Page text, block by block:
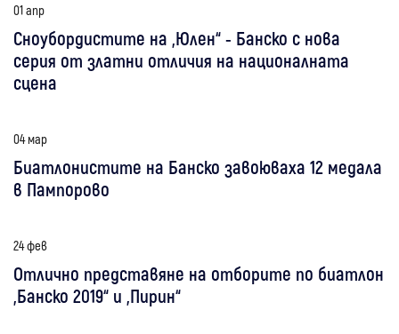
01 апр
Сноубордистите на „Юлен“ - Банско с нова
серия от златни отличия на националната
сцена
04 мар
Биатлонистите на Банско завоюваха 12 медала
в Пампорово
24 фев
Отлично представяне на отборите по биатлон
„Банско 2019“ и „Пирин“